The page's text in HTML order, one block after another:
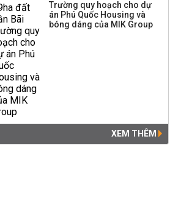
Trường quy hoạch cho dự
án Phú Quốc Housing và
bóng dáng của MIK Group
XEM THÊM